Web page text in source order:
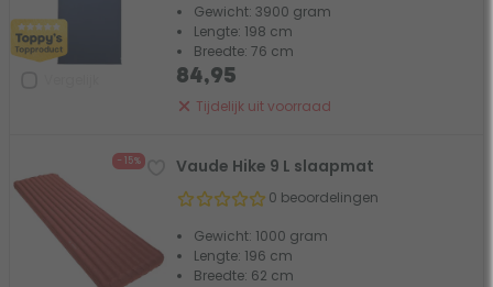
Gewicht: 3900 gram
Lengte: 198 cm
Breedte: 76 cm
Tijdelijk uit voorraad
84,95
- 15% Vaude Hike 9 L slaapmat
0 beoordelingen
Gewicht: 1000 gram
Lengte: 196 cm
Breedte: 62 cm